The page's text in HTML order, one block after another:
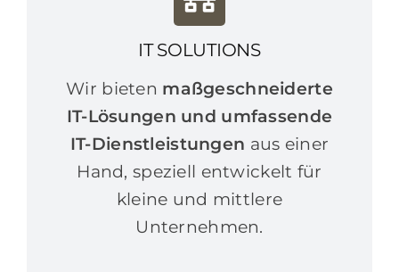
IT SOLUTIONS
Wir bieten maßgeschneiderte
IT-Lösungen und umfassende
IT-Dienstleistungen aus einer
Hand, speziell entwickelt für
kleine und mittlere
Unternehmen.